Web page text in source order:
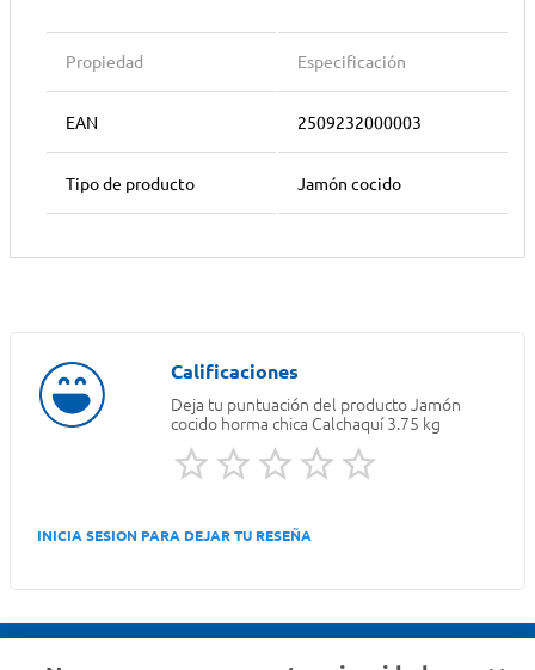
Propiedad Especificación
EAN 2509232000003
Tipo de producto Jamón cocido
Deja tu puntuación del productoJamón
cocido horma chica Calchaquí 3.75 kg
INICIA SESION PARA DEJAR TU RESEÑA